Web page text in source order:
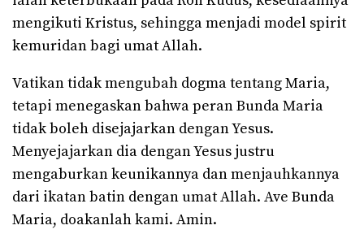
mengikuti Kristus, sehingga menjadi model spirit
kemuridan bagi umat Allah.
Vatikan tidak mengubah dogma tentang Maria,
tetapi menegaskan bahwa peran Bunda Maria
tidak boleh disejajarkan dengan Yesus.
Menyejajarkan dia dengan Yesus justru
mengaburkan keunikannya dan menjauhkannya
dari ikatan batin dengan umat Allah. Ave Bunda
Maria, doakanlah kami. Amin.